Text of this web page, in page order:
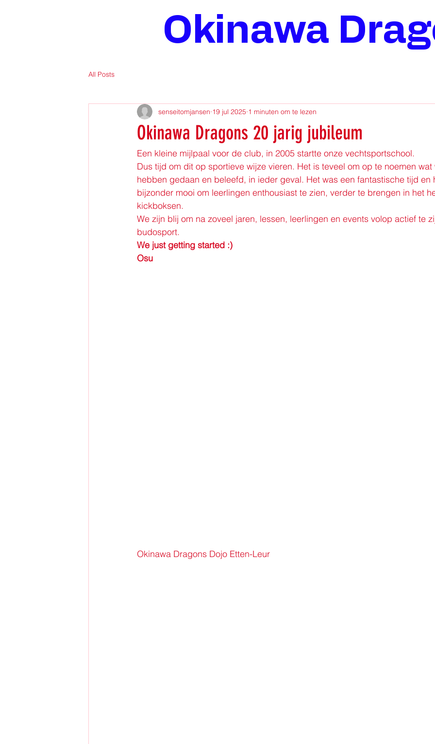
Okinawa
All Posts
Okinawa Dragons 20 jarig jubileum
senseitomjansen 19 jul 2025 1 minuten om te lezen
Een kleine mijlpaal voor de club, in 2005 startte onze vechtsportschool.
Dus tijd om dit op sportieve wijze vieren. Het is teveel om op te noemen wat
hebben gedaan en beleefd, in ieder geval. Het was een fantastische tijd en
bijzonder mooi om leerlingen enthousiast te zien, verder te brengen in het
kickboksen.
We zijn blij om na zoveel jaren, lessen, leerlingen en events volop actief te
budosport.
We just getting started :)
Osu
Okinawa Dragons Dojo Etten-Leur